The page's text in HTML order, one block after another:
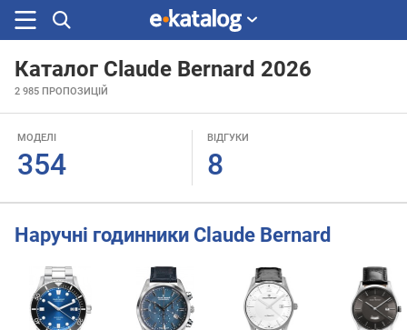
Шукали
Каталог Claude Bernard 2026
2 985 ПРОПОЗИЦІЙ
МОДЕЛІ
354
ВІДГУКИ
8
Наручні годинники Claude Bernard